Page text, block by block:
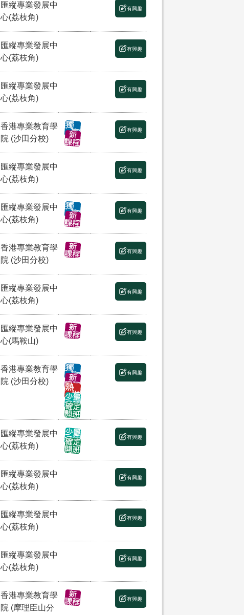
匯縱專業發展中
心(荔枝角)
有興趣
匯縱專業發展中
心(荔枝角)
有興趣
匯縱專業發展中
心(荔枝角)
有興趣
香港專業教育學
院 (沙田分校)
有興趣
匯縱專業發展中
心(荔枝角)
有興趣
匯縱專業發展中
心(荔枝角)
有興趣
香港專業教育學
院 (沙田分校)
有興趣
匯縱專業發展中
心(荔枝角)
有興趣
匯縱專業發展中
心(馬鞍山)
有興趣
香港專業教育學
院 (沙田分校)
有興趣
匯縱專業發展中
心(荔枝角)
有興趣
匯縱專業發展中
心(荔枝角)
有興趣
匯縱專業發展中
心(荔枝角)
有興趣
匯縱專業發展中
心(荔枝角)
有興趣
香港專業教育學
院 (摩理臣山分
有興趣